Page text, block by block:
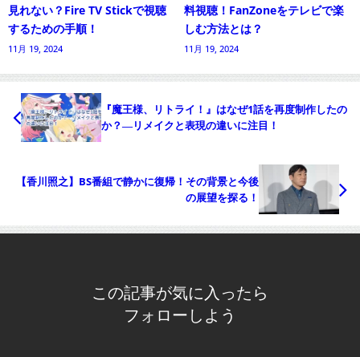
見れない？Fire TV Stickで視聴
するための手順！
11月 19, 2024
料視聴！FanZoneをテレビで楽
しむ方法とは？
11月 19, 2024
『魔王様、リトライ！』はなぜ1話を再度制作したの
か？―リメイクと表現の違いに注目！
【香川照之】BS番組で静かに復帰！その背景と今後
の展望を探る！
この記事が気に入ったら
フォローしよう